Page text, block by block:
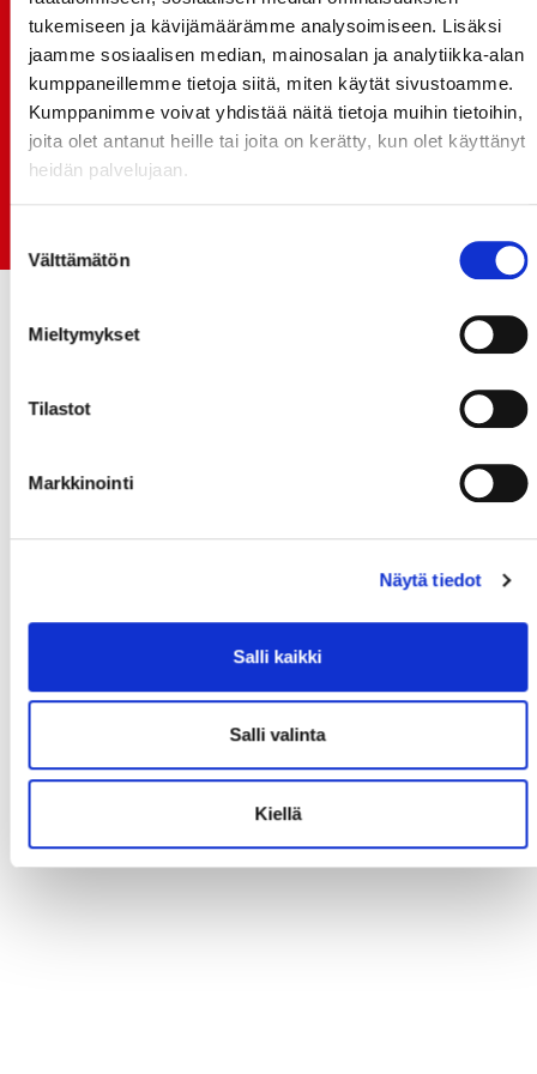
tukemiseen ja kävijämäärämme analysoimiseen. Lisäksi
jaamme sosiaalisen median, mainosalan ja analytiikka-alan
kumppaneillemme tietoja siitä, miten käytät sivustoamme.
Kumppanimme voivat yhdistää näitä tietoja muihin tietoihin,
joita olet antanut heille tai joita on kerätty, kun olet käyttänyt
heidän palvelujaan.
valinta
Välttämätön
Mieltymykset
Tilastot
Markkinointi
Näytä tiedot
Salli kaikki
Salli valinta
Kiellä
Rinta-Joupin Autoliike jatkaa Sportin
pääyhteistyökumppanina Superkaudella – jatkoa
monikymmenvuotiselle yhteistyölle